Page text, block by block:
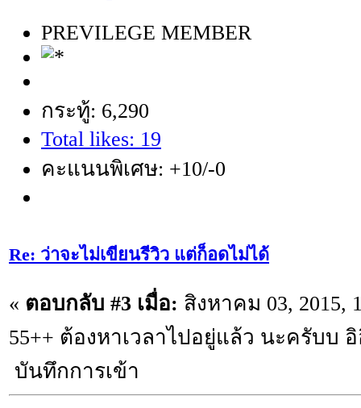
PREVILEGE MEMBER
กระทู้: 6,290
Total likes: 19
คะแนนพิเศษ: +10/-0
Re: ว่าจะไม่เขียนรีวิว แต่ก็อดไม่ได้
« ตอบกลับ #3 เมื่อ: สิงหาคม 03, 2015,
55++ ต้องหาเวลาไปอยู่แล้ว นะครับบ
บันทึกการเข้า